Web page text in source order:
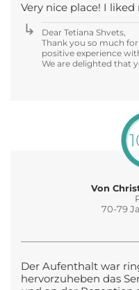
Very nice place! I
Dear Tetiana Shvets,
Thank you so much
positive experience
We are delighted that
Von
70-79
Der Aufenthalt war
hervorzuheben das